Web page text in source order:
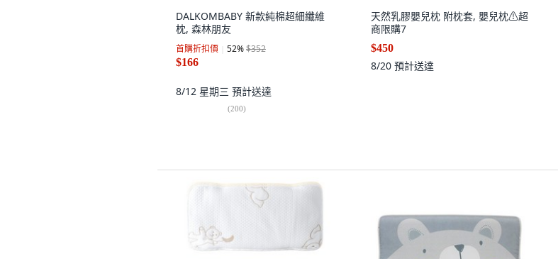
DALKOMBABY 新款純棉超細纖維
枕, 森林朋友
首購折扣價 52%$352
$166
8/12 星期三 預計送達
(200)
天然乳膠嬰兒枕 附枕套, 嬰兒枕⚠超
商限購7
$450
8/20 預計送達